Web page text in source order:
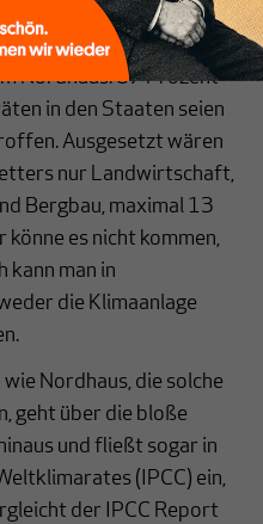
Klimawandel für das
Das glaubt zumindest
Nordhaus. 87 Prozent
in den Staaten seien
Ausgesetzt wären
nur Landwirtschaft,
Bergbau, maximal 13
könne es nicht kommen,
kann man in
die Klimaanlage
Nordhaus, die solche
geht über die bloße
und fließt sogar in
(IPCC) ein,
der IPCC Report